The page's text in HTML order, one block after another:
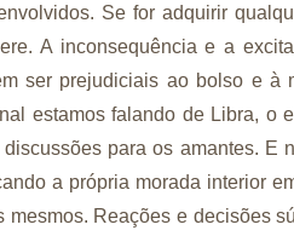
Se for adquirir
A inconsequência e a
ser prejudiciais ao bolso e à
estamos falando de Libra, o
para os amantes. E
a própria morada interior
mesmos. Reações e decisões